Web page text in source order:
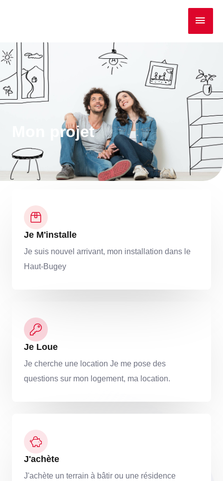
Mon projet
Je M'installe
Je suis nouvel arrivant, mon installation dans le
Haut-Bugey
Je Loue
Je cherche une location Je me pose des
questions sur mon logement, ma location.
J'achète
J'achète un terrain à bâtir ou une résidence